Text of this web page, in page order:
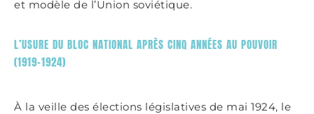
et modèle de l’Union soviétique.
L’USURE DU BLOC NATIONAL APRÈS CINQ ANNÉES AU POUVOIR
(1919-1924)
À la veille des élections législatives de mai 1924, le